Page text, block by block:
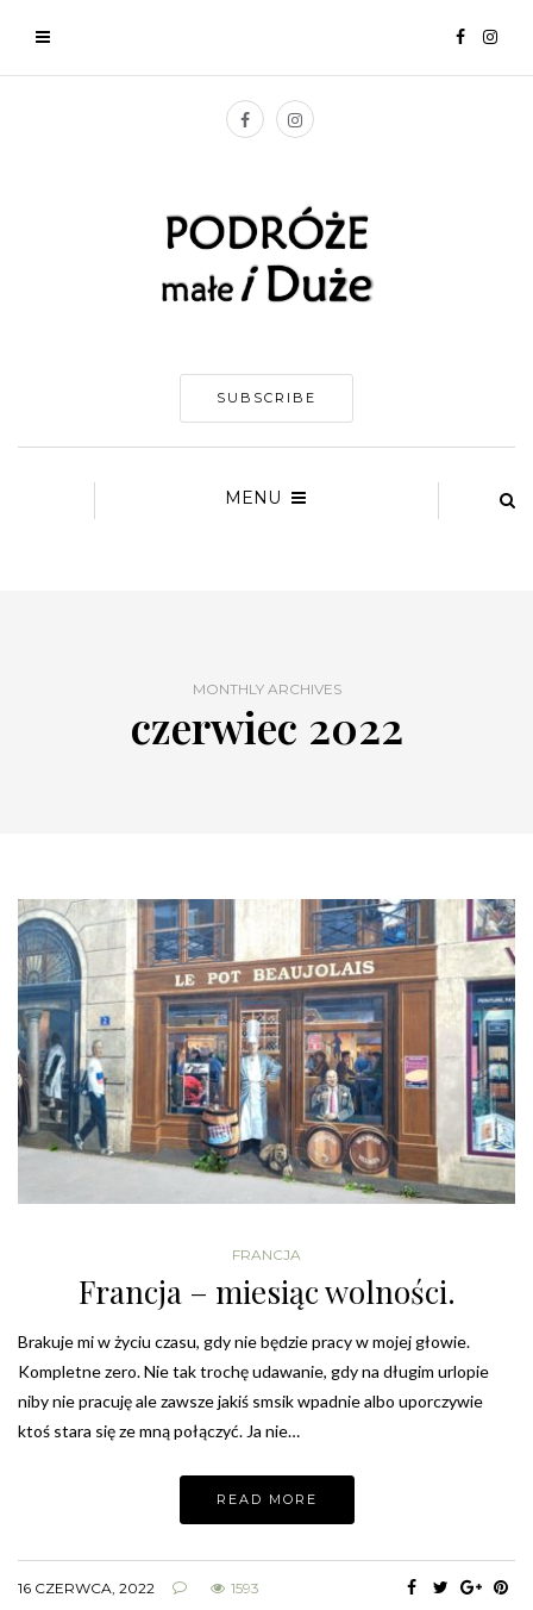
SUBSCRIBE
MENU
MONTHLY ARCHIVES
czerwiec 2022
FRANCJA
Francja – miesiąc wolności.
Brakuje mi w życiu czasu, gdy nie będzie pracy w mojej głowie.
Kompletne zero. Nie tak trochę udawanie, gdy na długim urlopie
niby nie pracuję ale zawsze jakiś smsik wpadnie albo uporczywie
ktoś stara się ze mną połączyć. Ja nie…
READ MORE
16 CZERWCA, 2022 1593